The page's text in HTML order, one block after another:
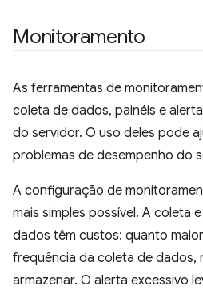
Monitoramento
As ferramentas de
coleta de dados, painéis e
do servidor. O uso deles pode
problemas de desempenho do
A configuração de
mais simples possível. A coleta
dados têm custos: quanto
frequência da coleta de dados,
armazenar. O alerta excessivo